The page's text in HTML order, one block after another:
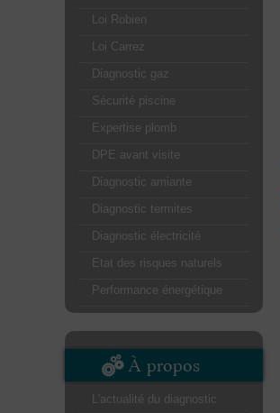
Loi Robien
Loi Carrez
Diagnostic gaz
Sécurité piscine
Expertise plomb
DPE avant visite
Diagnostic amiante
Diagnostic termites
Diagnostic électricité
Etat des risques naturels
Performance énergétique
À propos
L'actualité du diagnostic